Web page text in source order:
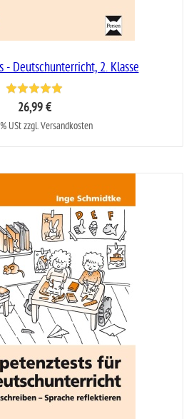
- Deutschunterricht, 2. Klasse
26,99 €
USt zzgl. Versandkosten